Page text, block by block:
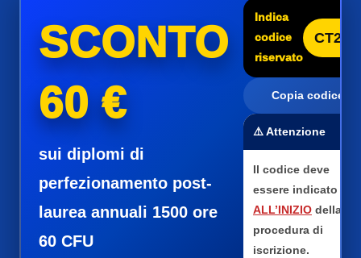
SCONTO
60 €
sui diplomi di
perfezionamento post-
laurea annuali 1500 ore
60 CFU
Indica
codice
riservato
CT25
Copia codice
⚠️ Attenzione
Il codice deve
essere indicato
ALL’INIZIO della
procedura di
iscrizione.